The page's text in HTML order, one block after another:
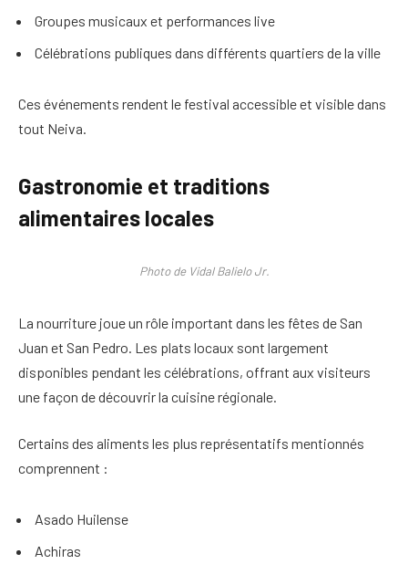
Groupes musicaux et performances live
Célébrations publiques dans différents quartiers de la ville
Ces événements rendent le festival accessible et visible dans
tout Neiva.
Gastronomie et traditions
alimentaires locales
Photo de Vidal Balielo Jr.
La nourriture joue un rôle important dans les fêtes de San
Juan et San Pedro. Les plats locaux sont largement
disponibles pendant les célébrations, offrant aux visiteurs
une façon de découvrir la cuisine régionale.
Certains des aliments les plus représentatifs mentionnés
comprennent :
Asado Huilense
Achiras